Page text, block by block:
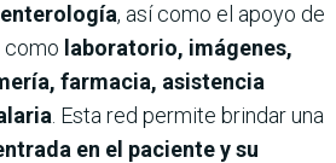
, así como el apoyo de
como laboratorio, imágenes,
farmacia, asistencia
. Esta red permite brindar una
en el paciente y su